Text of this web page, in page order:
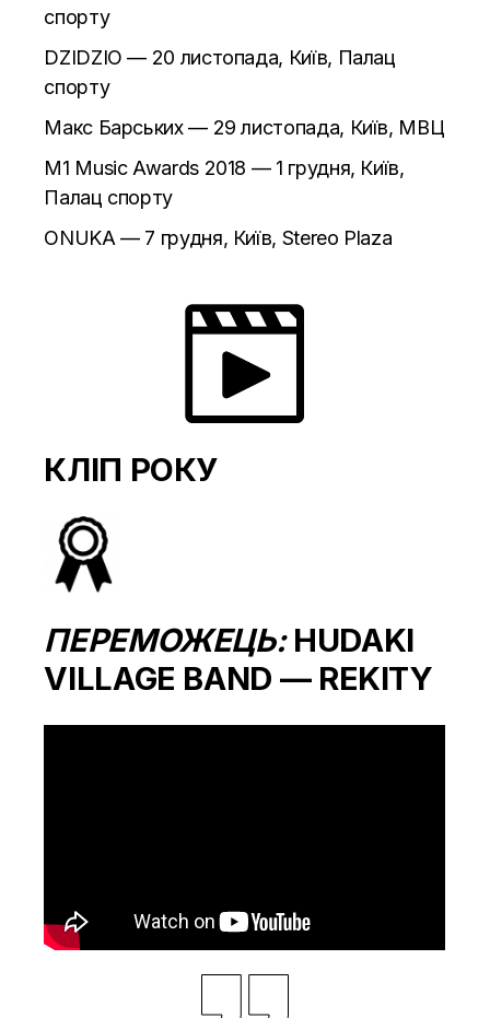
спорту
DZIDZIO — 20 листопада, Київ, Палац
спорту
Макс Барських — 29 листопада, Київ, МВЦ
M1 Music Awards 2018 — 1 грудня, Київ,
Палац спорту
ONUKA — 7 грудня, Київ, Stereo Plaza
КЛІП РОКУ
ПЕРЕМОЖЕЦЬ: HUDAKI
VILLAGE BAND — REKITY